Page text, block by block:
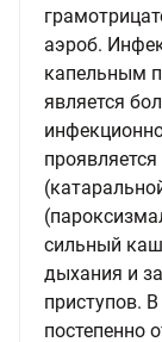
аэроб.
капельным
является
сильный
дыхания и
приступов.
постепенно